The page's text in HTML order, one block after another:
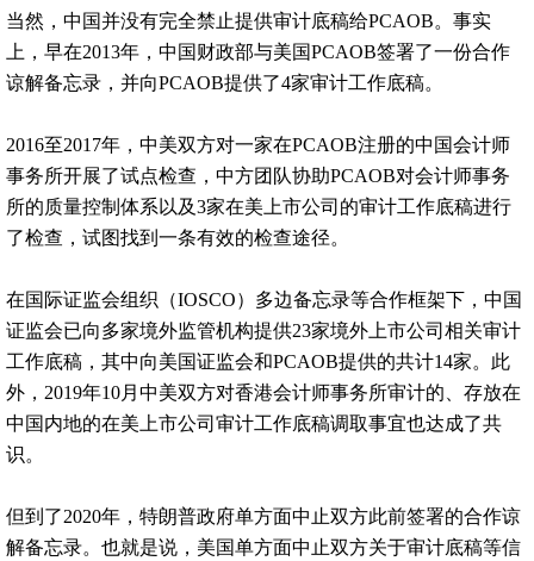
当然，中国并没有完全禁止提供审计底稿给PCAOB。事实
上，早在2013年，中国财政部与美国PCAOB签署了一份合作
谅解备忘录，并向PCAOB提供了4家审计工作底稿。
2016至2017年，中美双方对一家在PCAOB注册的中国会计师
事务所开展了试点检查，中方团队协助PCAOB对会计师事务
所的质量控制体系以及3家在美上市公司的审计工作底稿进行
了检查，试图找到一条有效的检查途径。
在国际证监会组织（IOSCO）多边备忘录等合作框架下，中国
证监会已向多家境外监管机构提供23家境外上市公司相关审计
工作底稿，其中向美国证监会和PCAOB提供的共计14家。此
外，2019年10月中美双方对香港会计师事务所审计的、存放在
中国内地的在美上市公司审计工作底稿调取事宜也达成了共
识。
但到了2020年，特朗普政府单方面中止双方此前签署的合作谅
解备忘录。也就是说，美国单方面中止双方关于审计底稿等信